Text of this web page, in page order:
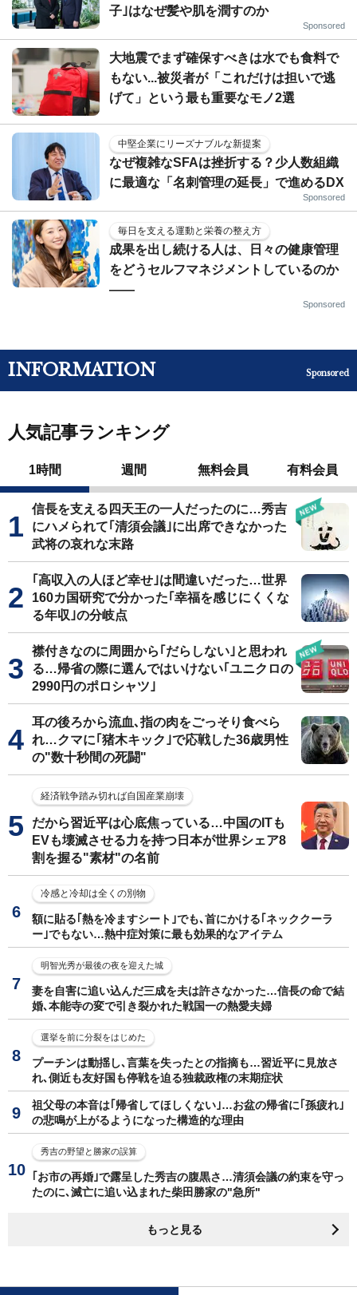
子｣はなぜ髪や肌を潤すのか
Sponsored
大地震でまず確保すべきは水でも食料で
もない...被災者が「これだけは担いで逃
げて」という最も重要なモノ2選
中堅企業にリーズナブルな新提案
なぜ複雑なSFAは挫折する？少人数組織
に最適な「名刺管理の延長」で進めるDX
Sponsored
毎日を支える運動と栄養の整え方
成果を出し続ける人は、日々の健康管理
をどうセルフマネジメントしているのか
——
Sponsored
INFORMATION Sponsored
人気記事ランキング
1時間 週間 無料会員 有料会員
信長を支える四天王の一人だったのに…秀吉
にハメられて｢清須会議｣に出席できなかった
武将の哀れな末路
｢高収入の人ほど幸せ｣は間違いだった…世界
160カ国研究で分かった｢幸福を感じにくくな
る年収｣の分岐点
襟付きなのに周囲から｢だらしない｣と思われ
る…帰省の際に選んではいけない｢ユニクロの
2990円のポロシャツ｣
耳の後ろから流血､指の肉をごっそり食べら
れ…クマに｢猪木キック｣で応戦した36歳男性
の"数十秒間の死闘"
経済戦争踏み切れば自国産業崩壊
だから習近平は心底焦っている…中国のITも
EVも壊滅させる力を持つ日本が世界シェア8
割を握る"素材"の名前
冷感と冷却は全くの別物
額に貼る｢熱を冷ますシート｣でも､首にかける｢ネッククーラ
ー｣でもない…熱中症対策に最も効果的なアイテム
明智光秀が最後の夜を迎えた城
妻を自害に追い込んだ三成を夫は許さなかった…信長の命で結
婚､本能寺の変で引き裂かれた戦国一の熱愛夫婦
選挙を前に分裂をはじめた
プーチンは動揺し､言葉を失ったとの指摘も…習近平に見放さ
れ､側近も友好国も停戦を迫る独裁政権の末期症状
祖父母の本音は｢帰省してほしくない｣…お盆の帰省に｢孫疲れ｣
の悲鳴が上がるようになった構造的な理由
秀吉の野望と勝家の誤算
｢お市の再婚｣で露呈した秀吉の腹黒さ…清須会議の約束を守っ
たのに､滅亡に追い込まれた柴田勝家の"急所"
もっと見る